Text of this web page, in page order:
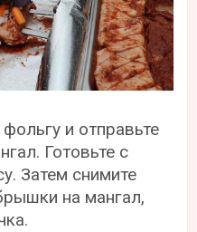
и отправьте
Готовьте с
Затем снимите
на мангал,